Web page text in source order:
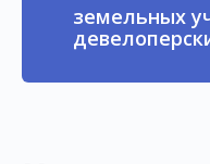
земельных